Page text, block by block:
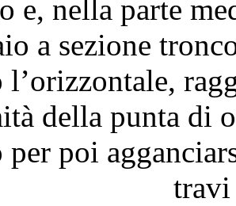
e, nella parte
a sezione
l’orizzontale,
della punta di
per poi